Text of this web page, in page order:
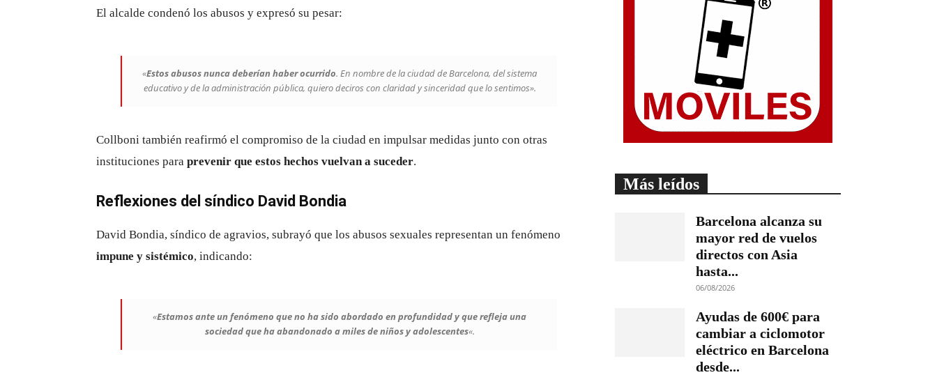
El alcalde condenó los abusos y expresó su pesar:
«Estos abusos nunca deberían haber ocurrido. En nombre de la ciudad de Barcelona, del sistema
educativo y de la administración pública, quiero deciros con claridad y sinceridad que lo sentimos».
Collboni también reafirmó el compromiso de la ciudad en impulsar medidas junto con otras
instituciones para prevenir que estos hechos vuelvan a suceder.
Reflexiones del síndico David Bondia
David Bondia, síndico de agravios, subrayó que los abusos sexuales representan un fenómeno
impune y sistémico, indicando:
«Estamos ante un fenómeno que no ha sido abordado en profundidad y que refleja una
sociedad que ha abandonado a miles de niños y adolescentes«.
Más leídos
Barcelona alcanza su
mayor red de vuelos
directos con Asia
hasta...
06/08/2026
Ayudas de 600€ para
cambiar a ciclomotor
eléctrico en Barcelona
desde...